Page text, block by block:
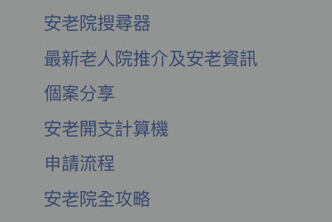
安老院搜尋器
最新老人院推介及安老資訊
個案分享
安老開支計算機
申請流程
安老院全攻略